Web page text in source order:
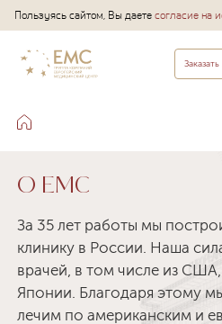
Пользуясь сайтом, Вы даетесогласие на
О EMC
За 35 лет работы мы
клинику в России. Наша
врачей, в том числе из
Японии. Благодаря этому
лечим по американским и